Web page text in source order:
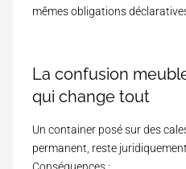
mêmes obligations
La confusion
qui change tout
Un container posé sur des
permanent, reste